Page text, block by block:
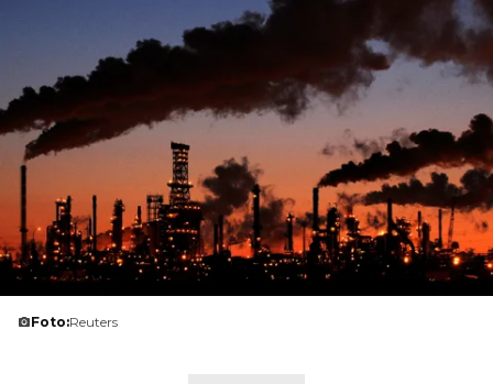
Foto:Reuters